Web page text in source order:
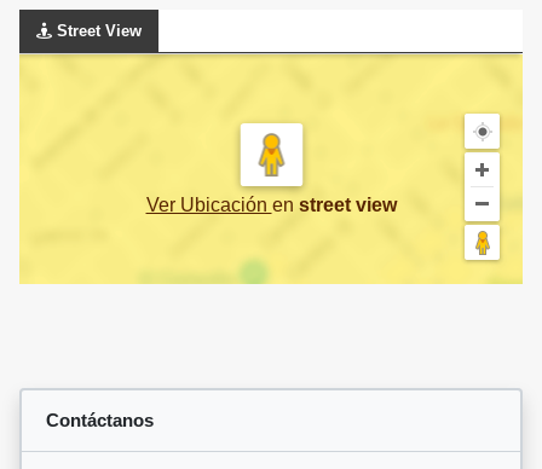
Street View
Ver Ubicación en street view
Contáctanos